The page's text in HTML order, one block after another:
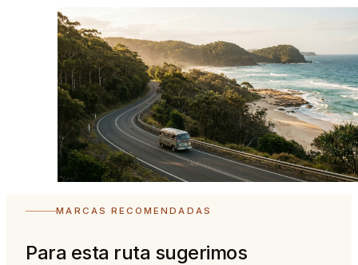
MARCAS RECOMENDADAS
Para esta ruta sugerimos